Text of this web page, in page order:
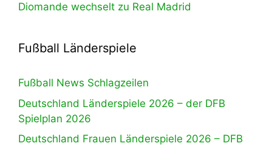
Diomande wechselt zu Real Madrid
Fußball Länderspiele
Fußball News Schlagzeilen
Deutschland Länderspiele 2026 – der DFB
Spielplan 2026
Deutschland Frauen Länderspiele 2026 – DFB